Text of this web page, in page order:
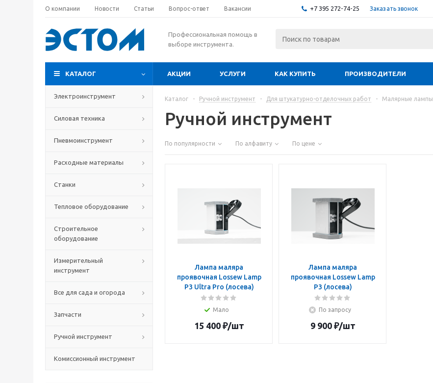
О компании Новости Статьи Вопрос-ответ Вакансии +7 395 272-74-25 Заказать звонок
Профессиональная помощь в
выборе инструмента.
КАТАЛОГ АКЦИИ УСЛУГИ КАК КУПИТЬ ПРОИЗВОДИТЕЛИ
Электроинструмент
Силовая техника
Пневмоинструмент
Расходные материалы
Станки
Тепловое оборудование
Строительное
оборудование
Измерительный
инструмент
Все для сада и огорода
Запчасти
Ручной инструмент
Комиссионный инструмент
Каталог - Ручной инструмент - Для штукатурно-отделочных работ - Малярные лампы
Ручной инструмент
По популярности По алфавиту По цене
Лампа маляра
проявочная Lossew Lamp
P3 Ultra Pro (лосева)
Мало
15 400₽/шт
Лампа маляра
проявочная Lossew Lamp
P3 (лосева)
По запросу
9 900₽/шт